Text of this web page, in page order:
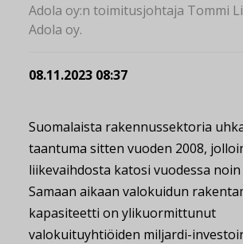
Adola oy:n toimitusjohtaja Tommi
Adola oy.
08.11.2023 08:37
Suomalaista rakennussektoria
taantuma sitten vuoden 2008,
liikevaihdosta katosi vuodessa
Samaan aikaan valokuidun
kapasiteetti on ylikuormittunut
valokuituyhtiöiden miljardi-